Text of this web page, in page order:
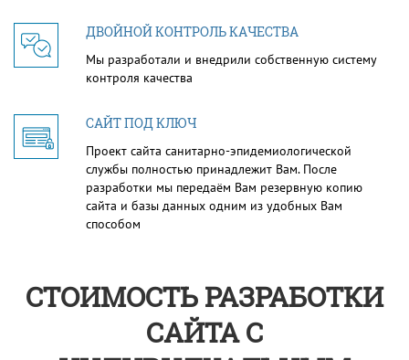
ДВОЙНОЙ КОНТРОЛЬ КАЧЕСТВА
Мы разработали и внедрили собственную систему
контроля качества
САЙТ ПОД КЛЮЧ
Проект сайта санитарно-эпидемиологической
службы полностью принадлежит Вам. После
разработки мы передаём Вам резервную копию
сайта и базы данных одним из удобных Вам
способом
СТОИМОСТЬ РАЗРАБОТКИ
САЙТА С